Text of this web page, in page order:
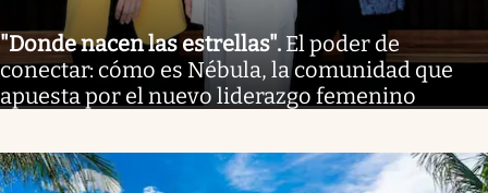
"Donde nacen las estrellas". El poder de
conectar: cómo es Nébula, la comunidad que
apuesta por el nuevo liderazgo femenino